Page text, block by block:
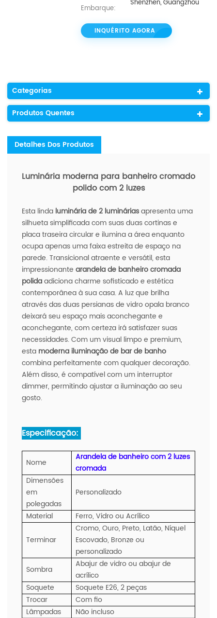
Embarque:
Shenzhen, Guangzhou
INQUÉRITO AGORA
Categorias
Produtos Quentes
Detalhes Dos Produtos
Luminária moderna para banheiro cromado
polido com 2 luzes
Esta linda luminária de 2 lumináriasapresenta uma
silhueta simplificada com suas duas cortinas e
placa traseira circular e ilumina a área enquanto
ocupa apenas uma faixa estreita de espaço na
parede. Transicional atraente e versátil, esta
impressionante arandela de banheiro cromada
polidaadiciona charme sofisticado e estética
contemporânea à sua casa. A luz que brilha
através das duas persianas de vidro opala branco
deixará seu espaço mais aconchegante e
aconchegante, com certeza irá satisfazer suas
necessidades. Com um visual limpo e premium,
esta moderna iluminação de bar de banho
combina perfeitamente com qualquer decoração.
Além disso, é compatível com um interruptor
dimmer, permitindo ajustar a iluminação ao seu
gosto.
Especificação:
Nome
Arandela de banheiro com 2 luzes
cromada
Dimensões
em
polegadas
Personalizado
Material Ferro, Vidro ou Acrílico
Terminar
Cromo, Ouro, Preto, Latão, Níquel
Escovado, Bronze ou
personalizado
Sombra
Abajur de vidro ou abajur de
acrílico
Soquete
Soquete E26, 2 peças
Trocar
Com fio
Lâmpadas
Não incluso